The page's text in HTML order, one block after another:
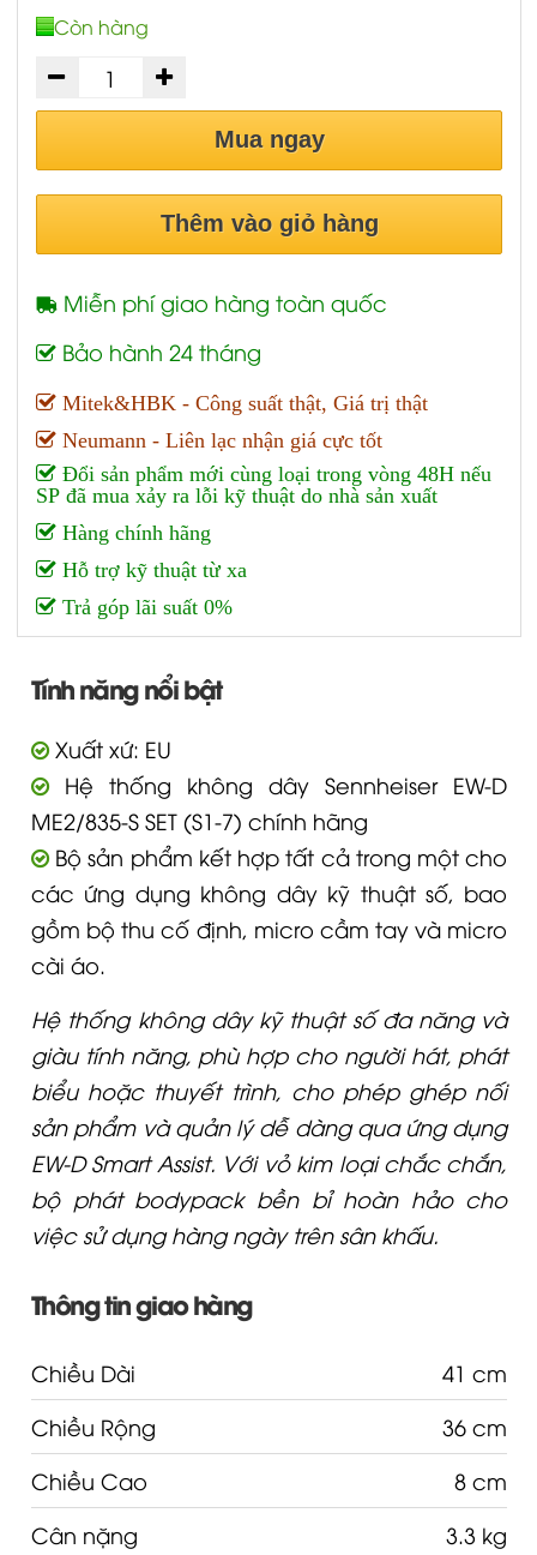
Còn hàng
Mua ngay
Thêm vào giỏ hàng
Miễn phí giao hàng toàn quốc
Bảo hành 24 tháng
Mitek&HBK - Công suất thật, Giá trị thật
Neumann - Liên lạc nhận giá cực tốt
Đổi sản phẩm mới cùng loại trong vòng 48H nếu
SP đã mua xảy ra lỗi kỹ thuật do nhà sản xuất
Hàng chính hãng
Hỗ trợ kỹ thuật từ xa
Trả góp lãi suất 0%
Tính năng nổi bật
Xuất xứ: EU
Hệ thống không dây Sennheiser EW-D
ME2/835-S SET (S1-7) chính hãng
Bộ sản phẩm kết hợp tất cả trong một cho
các ứng dụng không dây kỹ thuật số, bao
gồm bộ thu cố định, micro cầm tay và micro
cài áo.
Hệ thống không dây kỹ thuật số đa năng và
giàu tính năng, phù hợp cho người hát, phát
biểu hoặc thuyết trình, cho phép ghép nối
sản phẩm và quản lý dễ dàng qua ứng dụng
EW-D Smart Assist. Với vỏ kim loại chắc chắn,
bộ phát bodypack bền bỉ hoàn hảo cho
việc sử dụng hàng ngày trên sân khấu.
Thông tin giao hàng
Chiều Dài
41 cm
Chiều Rộng
36 cm
Chiều Cao
8 cm
Cân nặng
3.3 kg